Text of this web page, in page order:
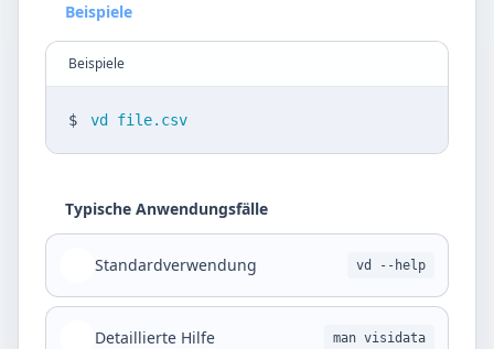
Beispiele
Beispiele
$ vd file.csv
Typische Anwendungsfälle
Standardverwendung vd --help
Detaillierte Hilfe man visidata